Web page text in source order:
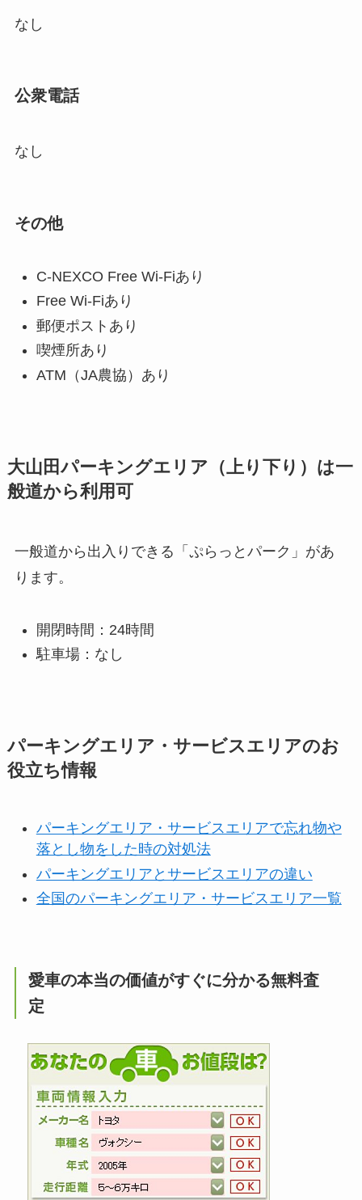
なし
公衆電話
なし
その他
C-NEXCO Free Wi-Fiあり
Free Wi-Fiあり
郵便ポストあり
喫煙所あり
ATM（JA農協）あり
大山田パーキングエリア（上り下り）は一
般道から利用可
一般道から出入りできる「ぷらっとパーク」があ
ります。
開閉時間：24時間
駐車場：なし
パーキングエリア・サービスエリアのお
役立ち情報
パーキングエリア・サービスエリアで忘れ物や
落とし物をした時の対処法
パーキングエリアとサービスエリアの違い
全国のパーキングエリア・サービスエリア一覧
愛車の本当の価値がすぐに分かる無料査
定